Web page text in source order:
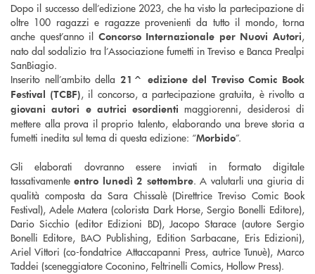
Dopo il successo dell’edizione 2023, che ha visto la partecipazione di
oltre 100 ragazzi e ragazze provenienti da tutto il mondo, torna
anche quest’anno il Concorso Internazionale per Nuovi Autori,
nato dal sodalizio tra l’Associazione fumetti in Treviso e Banca Prealpi
SanBiagio.
Inserito nell’ambito della 21^ edizione del Treviso Comic Book
Festival (TCBF), il concorso, a partecipazione gratuita, è rivolto a
giovani autori e autrici esordienti maggiorenni, desiderosi di
mettere alla prova il proprio talento, elaborando una breve storia a
fumetti inedita sul tema di questa edizione: “Morbido”.
Gli elaborati dovranno essere inviati in formato digitale
tassativamenteentro lunedì 2 settembre. A valutarli una giuria di
qualità composta da Sara Chissalè (Direttrice Treviso Comic Book
Festival), Adele Matera (colorista Dark Horse, Sergio Bonelli Editore),
Dario Sicchio (editor Edizioni BD), Jacopo Starace (autore Sergio
Bonelli Editore, BAO Publishing, Edition Sarbacane, Eris Edizioni),
Ariel Vittori (co-fondatrice Attaccapanni Press, autrice Tunuè), Marco
Taddei (sceneggiatore Coconino, Feltrinelli Comics, Hollow Press).